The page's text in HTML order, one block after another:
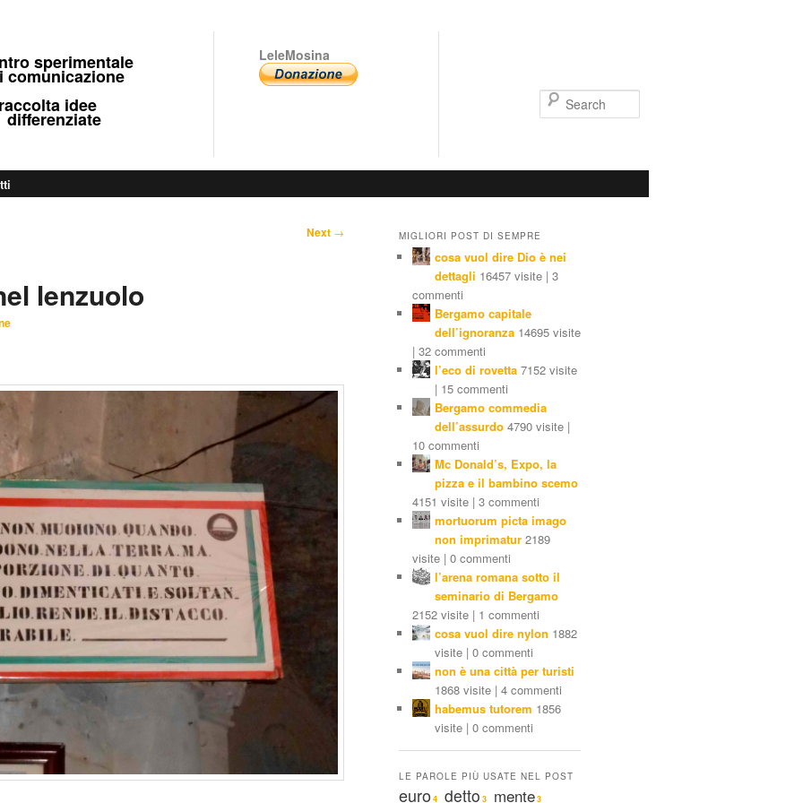
sperimentale
idee
LeleMosina
Next →
lenzuolo
MIGLIORI POST DI SEMPRE
cosa vuol dire Dio è nei
dettagli 16457 visite | 3
commenti
Bergamo capitale
dell’ignoranza 14695 visite
| 32 commenti
l’eco di rovetta 7152 visite
| 15 commenti
Bergamo commedia
dell’assurdo 4790 visite |
10 commenti
Mc Donald’s, Expo, la
pizza e il bambino scemo
4151 visite | 3 commenti
mortuorum picta imago
non imprimatur 2189
visite | 0 commenti
l’arena romana sotto il
seminario di Bergamo
2152 visite | 1 commenti
cosa vuol dire nylon 1882
visite | 0 commenti
non è una città per turisti
1868 visite | 4 commenti
habemus tutorem 1856
visite | 0 commenti
LE PAROLE PIÙ USATE NEL POST
euro 4 detto 3 mente3